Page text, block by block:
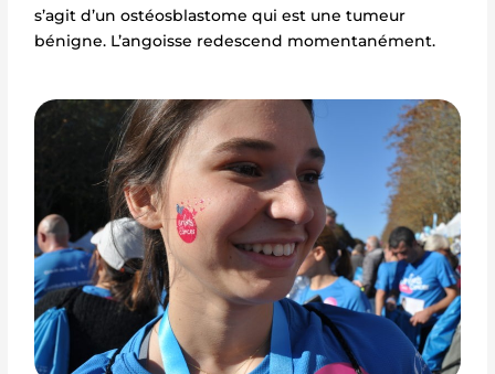
s’agit d’un ostéosblastome qui est une tumeur
bénigne. L’angoisse redescend momentanément.